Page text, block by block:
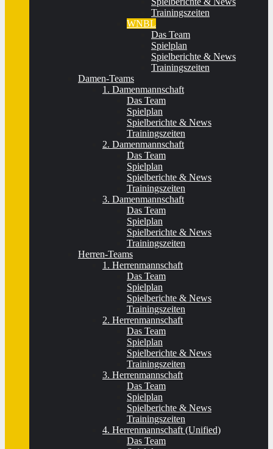
Trainingszeiten
WNBL
Das Team
Spielplan
Spielberichte & News
Trainingszeiten
Damen-Teams
1. Damenmannschaft
Das Team
Spielplan
Spielberichte & News
Trainingszeiten
2. Damenmannschaft
Das Team
Spielplan
Spielberichte & News
Trainingszeiten
3. Damenmannschaft
Das Team
Spielplan
Spielberichte & News
Trainingszeiten
Herren-Teams
1. Herrenmannschaft
Das Team
Spielplan
Spielberichte & News
Trainingszeiten
2. Herrenmannschaft
Das Team
Spielplan
Spielberichte & News
Trainingszeiten
3. Herrenmannschaft
Das Team
Spielplan
Spielberichte & News
Trainingszeiten
4. Herrenmannschaft (Unified)
Das Team